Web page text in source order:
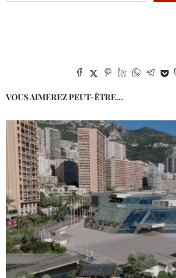
VOUS AIMEREZ PEUT-ÊTRE...